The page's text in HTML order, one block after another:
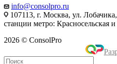
info@consolpro.ru
107113, г. Москва, ул.
станции метро: Красносельская
2026 © ConsolPro